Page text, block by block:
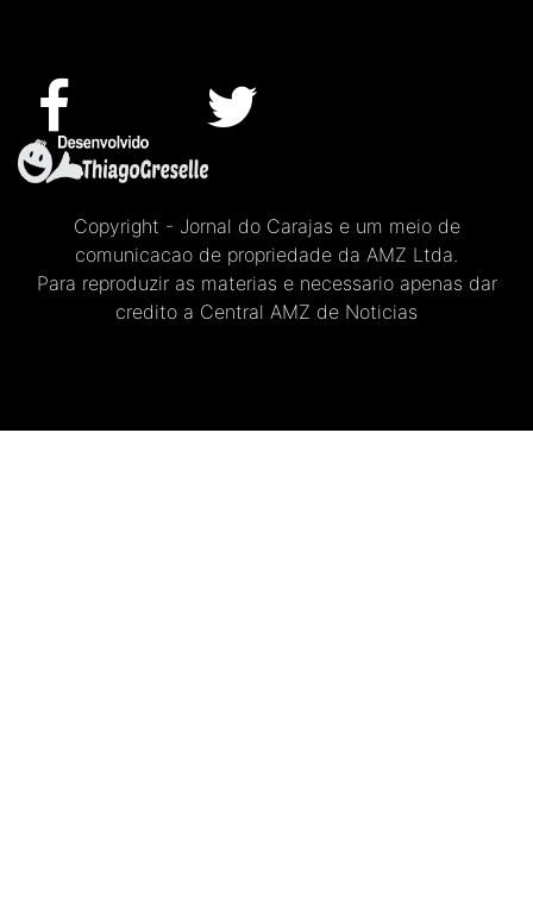
Copyright - Jornal do Carajas e um meio de
comunicacao de propriedade da AMZ Ltda.
Para reproduzir as materias e necessario apenas dar
credito a Central AMZ de Noticias